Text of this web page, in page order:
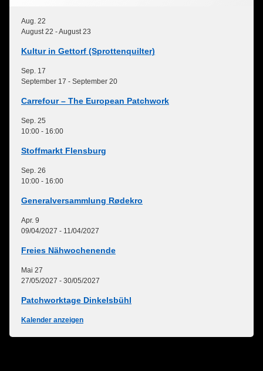
Aug. 22
August 22 -August 23
Kultur in Gettorf (Sprottenquilter)
Sep. 17
September 17 - September 20
Carrefour – The European Patchwork
Sep. 25
10:00 - 16:00
Stoffmarkt Flensburg
Sep. 26
10:00 - 16:00
Generalversammlung Rødekro
Apr. 9
09/04/2027 - 11/04/2027
Freies Nähwochenende
Mai 27
27/05/2027 - 30/05/2027
Patchworktage Dinkelsbühl
Kalender anzeigen